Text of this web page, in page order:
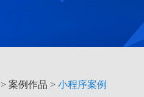
>案例作品 >小程序案例